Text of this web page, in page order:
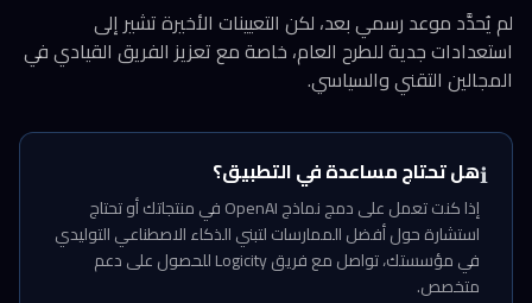
لم يُحدَّد موعد رسمي بعد، لكن التعيينات الأخيرة تشير إلى
استعدادات جدية للطرح العام، خاصة مع تعزيز الفريق القيادي في
المجالين التقني والسياسي.
ℹ️هل تحتاج مساعدة في التطبيق؟
إذا كنت تعمل على دمج نماذج OpenAI في منتجاتك أو تحتاج
استشارة حول أفضل الممارسات لتبني الذكاء الاصطناعي التوليدي
في مؤسستك، تواصل مع فريق Logicity للحصول على دعم
متخصص.